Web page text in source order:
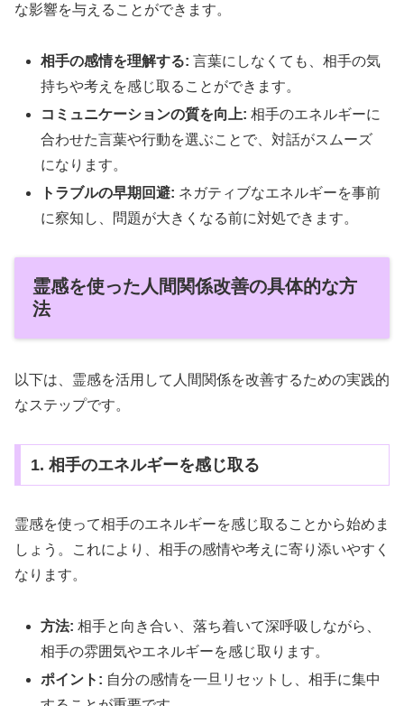
な影響を与えることができます。
相手の感情を理解する: 言葉にしなくても、相手の気
持ちや考えを感じ取ることができます。
コミュニケーションの質を向上: 相手のエネルギーに
合わせた言葉や行動を選ぶことで、対話がスムーズ
になります。
トラブルの早期回避: ネガティブなエネルギーを事前
に察知し、問題が大きくなる前に対処できます。
霊感を使った人間関係改善の具体的な方
法
以下は、霊感を活用して人間関係を改善するための実践的
なステップです。
1. 相手のエネルギーを感じ取る
霊感を使って相手のエネルギーを感じ取ることから始めま
しょう。これにより、相手の感情や考えに寄り添いやすく
なります。
方法: 相手と向き合い、落ち着いて深呼吸しながら、
相手の雰囲気やエネルギーを感じ取ります。
ポイント: 自分の感情を一旦リセットし、相手に集中